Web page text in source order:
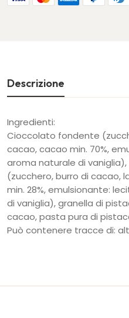
Descrizione
Ingredienti:
Cioccolato fondente
cacao, cacao min. 70%,
aroma naturale di
(zucchero, burro di cacao,
min. 28%, emulsionante:
di vaniglia), granella di
cacao, pasta pura di
Può contenere tracce di: